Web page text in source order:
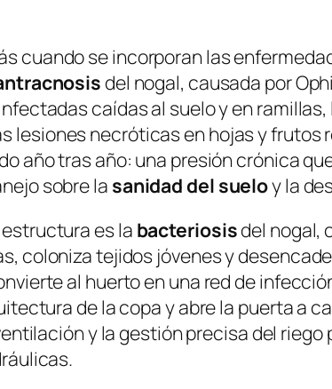
cuando se incorporan las
del nogal, causada por
caídas al suelo y en
lesiones necróticas en hojas y
año tras año: una presión crónica
sobre la sanidad del sueloy la
es la bacteriosisdel nogal,
coloniza tejidos jóvenes y
al huerto en una red de
de la copa y abre la puerta a
y la gestión precisa del